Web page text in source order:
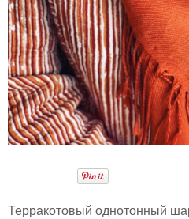
Терракотовый однотонный